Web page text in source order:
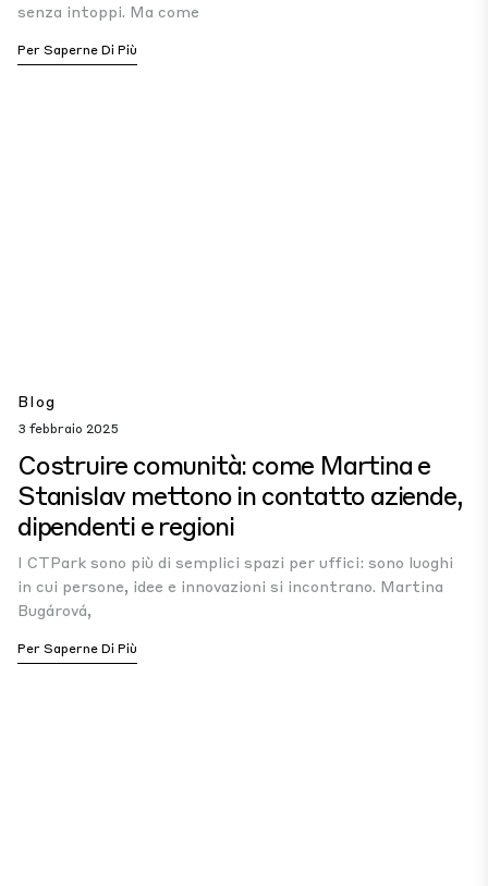
senza intoppi. Ma come
Per Saperne Di Più
Blog
3 febbraio 2025
Costruire comunità: come Martina e
Stanislav mettono in contatto aziende,
dipendenti e regioni
I CTPark sono più di semplici spazi per uffici: sono luoghi
in cui persone, idee e innovazioni si incontrano. Martina
Bugárová,
Per Saperne Di Più